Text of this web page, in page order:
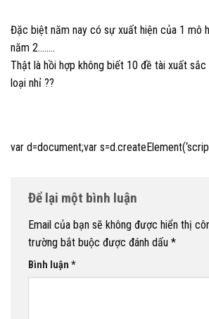
Đặc biệt năm nay có sự xuất hiện của 1 mô
năm 2……..
Thật là hồi hợp không biết 10 đề tài xuất
loại nhỉ ??
var d=document;var
Để lại một bình luận
Email của bạn sẽ không được hiển thị
trường bắt buộc được đánh dấu *
Bình luận *